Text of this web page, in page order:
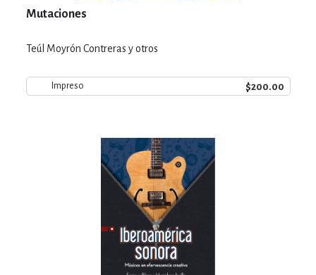
Mutaciones
Teúl Moyrón Contreras y otros
Impreso $200.00